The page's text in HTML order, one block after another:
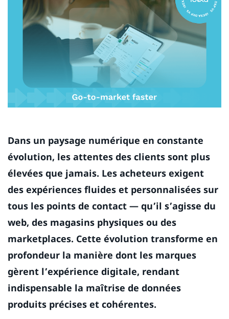
Dans un paysage numérique en constante
évolution, les attentes des clients sont plus
élevées que jamais. Les acheteurs exigent
des expériences fluides et personnalisées sur
tous les points de contact — qu’il s’agisse du
web, des magasins physiques ou des
marketplaces. Cette évolution transforme en
profondeur la manière dont les marques
gèrent l’expérience digitale, rendant
indispensable la maîtrise de données
produits précises et cohérentes.